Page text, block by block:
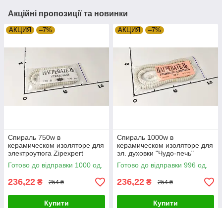
Акційні пропозиції та новинки
АКЦИЯ –7%
Спираль 750w в
керамическом изоляторе для
электроутюга Zipexpert
Готово до відправки 1000 од.
236,22 ₴ 254 ₴
Купити
АКЦИЯ –7%
Спираль 1000w в
керамическом изоляторе для
эл. духовки "Чудо-печь"
Zipexpert
Готово до відправки 996 од.
236,22 ₴ 254 ₴
Купити